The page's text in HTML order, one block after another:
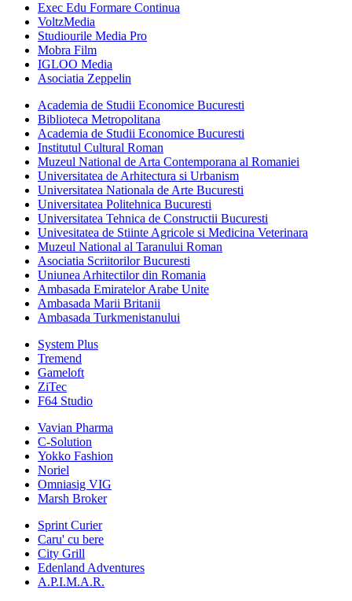
Exec Edu Formare Continua
VoltzMedia
Studiourile Media Pro
Mobra Film
IGLOO Media
Asociatia Zeppelin
Academia de Studii Economice Bucuresti
Biblioteca Metropolitana
Academia de Studii Economice Bucuresti
Institutul Cultural Roman
Muzeul National de Arta Contemporana al Romaniei
Universitatea de Arhitectura si Urbanism
Universitatea Nationala de Arte Bucuresti
Universitatea Politehnica Bucuresti
Universitatea Tehnica de Constructii Bucuresti
Univesitatea de Stiinte Agricole si Medicina Veterinara
Muzeul National al Taranului Roman
Asociatia Scriitorilor Bucuresti
Uniunea Arhitectilor din Romania
Ambasada Emiratelor Arabe Unite
Ambasada Marii Britanii
Ambasada Turkmenistanului
System Plus
Tremend
Gameloft
ZiTec
F64 Studio
Vavian Pharma
C-Solution
Yokko Fashion
Noriel
Omniasig VIG
Marsh Broker
Sprint Curier
Caru' cu bere
City Grill
Edenland Adventures
A.P.I.M.A.R.